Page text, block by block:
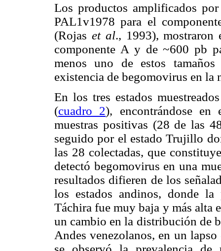
Los productos amplificados
PAL1v1978 para el
(Rojas et al., 1993), mostraron
componente A y de ~600 pb
menos uno de estos
existencia de begomovirus en la
En los tres estados
(cuadro 2), encontrándose
muestras positivas (28 de las
seguido por el estado Trujillo
las 28 colectadas, que
detectó begomovirus en una
resultados difieren de los
los estados andinos, donde la
Táchira fue muy baja y más alta
un cambio en la distribución de
Andes venezolanos, en un